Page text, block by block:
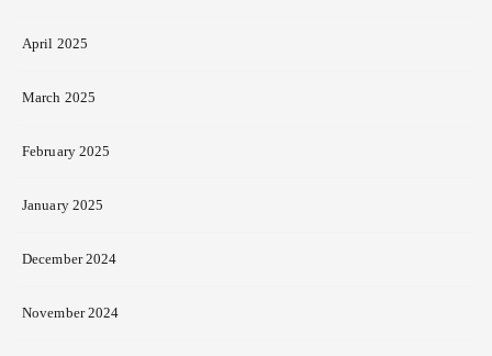
April 2025
March 2025
February 2025
January 2025
December 2024
November 2024